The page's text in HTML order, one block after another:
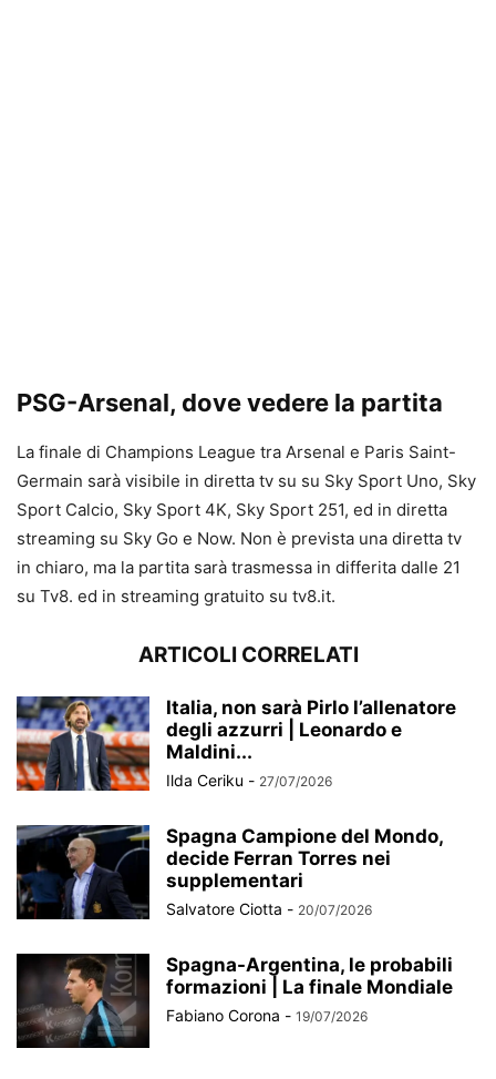
PSG-Arsenal, dove vedere la partita
La finale di Champions League tra Arsenal e Paris Saint-
Germain sarà visibile in diretta tv su su Sky Sport Uno, Sky
Sport Calcio, Sky Sport 4K, Sky Sport 251, ed in diretta
streaming su Sky Go e Now. Non è prevista una diretta tv
in chiaro, ma la partita sarà trasmessa in differita dalle 21
su Tv8. ed in streaming gratuito su tv8.it.
ARTICOLI CORRELATI
Italia, non sarà Pirlo l’allenatore
degli azzurri | Leonardo e
Maldini...
Ilda Ceriku - 27/07/2026
Spagna Campione del Mondo,
decide Ferran Torres nei
supplementari
Salvatore Ciotta - 20/07/2026
Spagna-Argentina, le probabili
formazioni | La finale Mondiale
Fabiano Corona - 19/07/2026